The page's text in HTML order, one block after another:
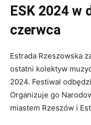
ESK 2024 w
czerwca
Estrada Rzeszowska
ostatni kolektyw
2024. Festiwal
Organizuje go
miastem Rzeszów i